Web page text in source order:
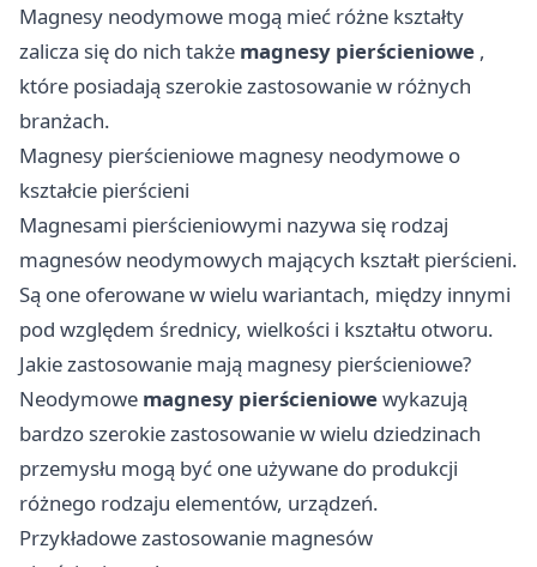
Magnesy neodymowe mogą mieć różne kształty
zalicza się do nich także magnesy pierścieniowe ,
które posiadają szerokie zastosowanie w różnych
branżach.
Magnesy pierścieniowe magnesy neodymowe o
kształcie pierścieni
Magnesami pierścieniowymi nazywa się rodzaj
magnesów neodymowych mających kształt pierścieni.
Są one oferowane w wielu wariantach, między innymi
pod względem średnicy, wielkości i kształtu otworu.
Jakie zastosowanie mają magnesy pierścieniowe?
Neodymowe magnesy pierścieniowewykazują
bardzo szerokie zastosowanie w wielu dziedzinach
przemysłu mogą być one używane do produkcji
różnego rodzaju elementów, urządzeń.
Przykładowe zastosowanie magnesów